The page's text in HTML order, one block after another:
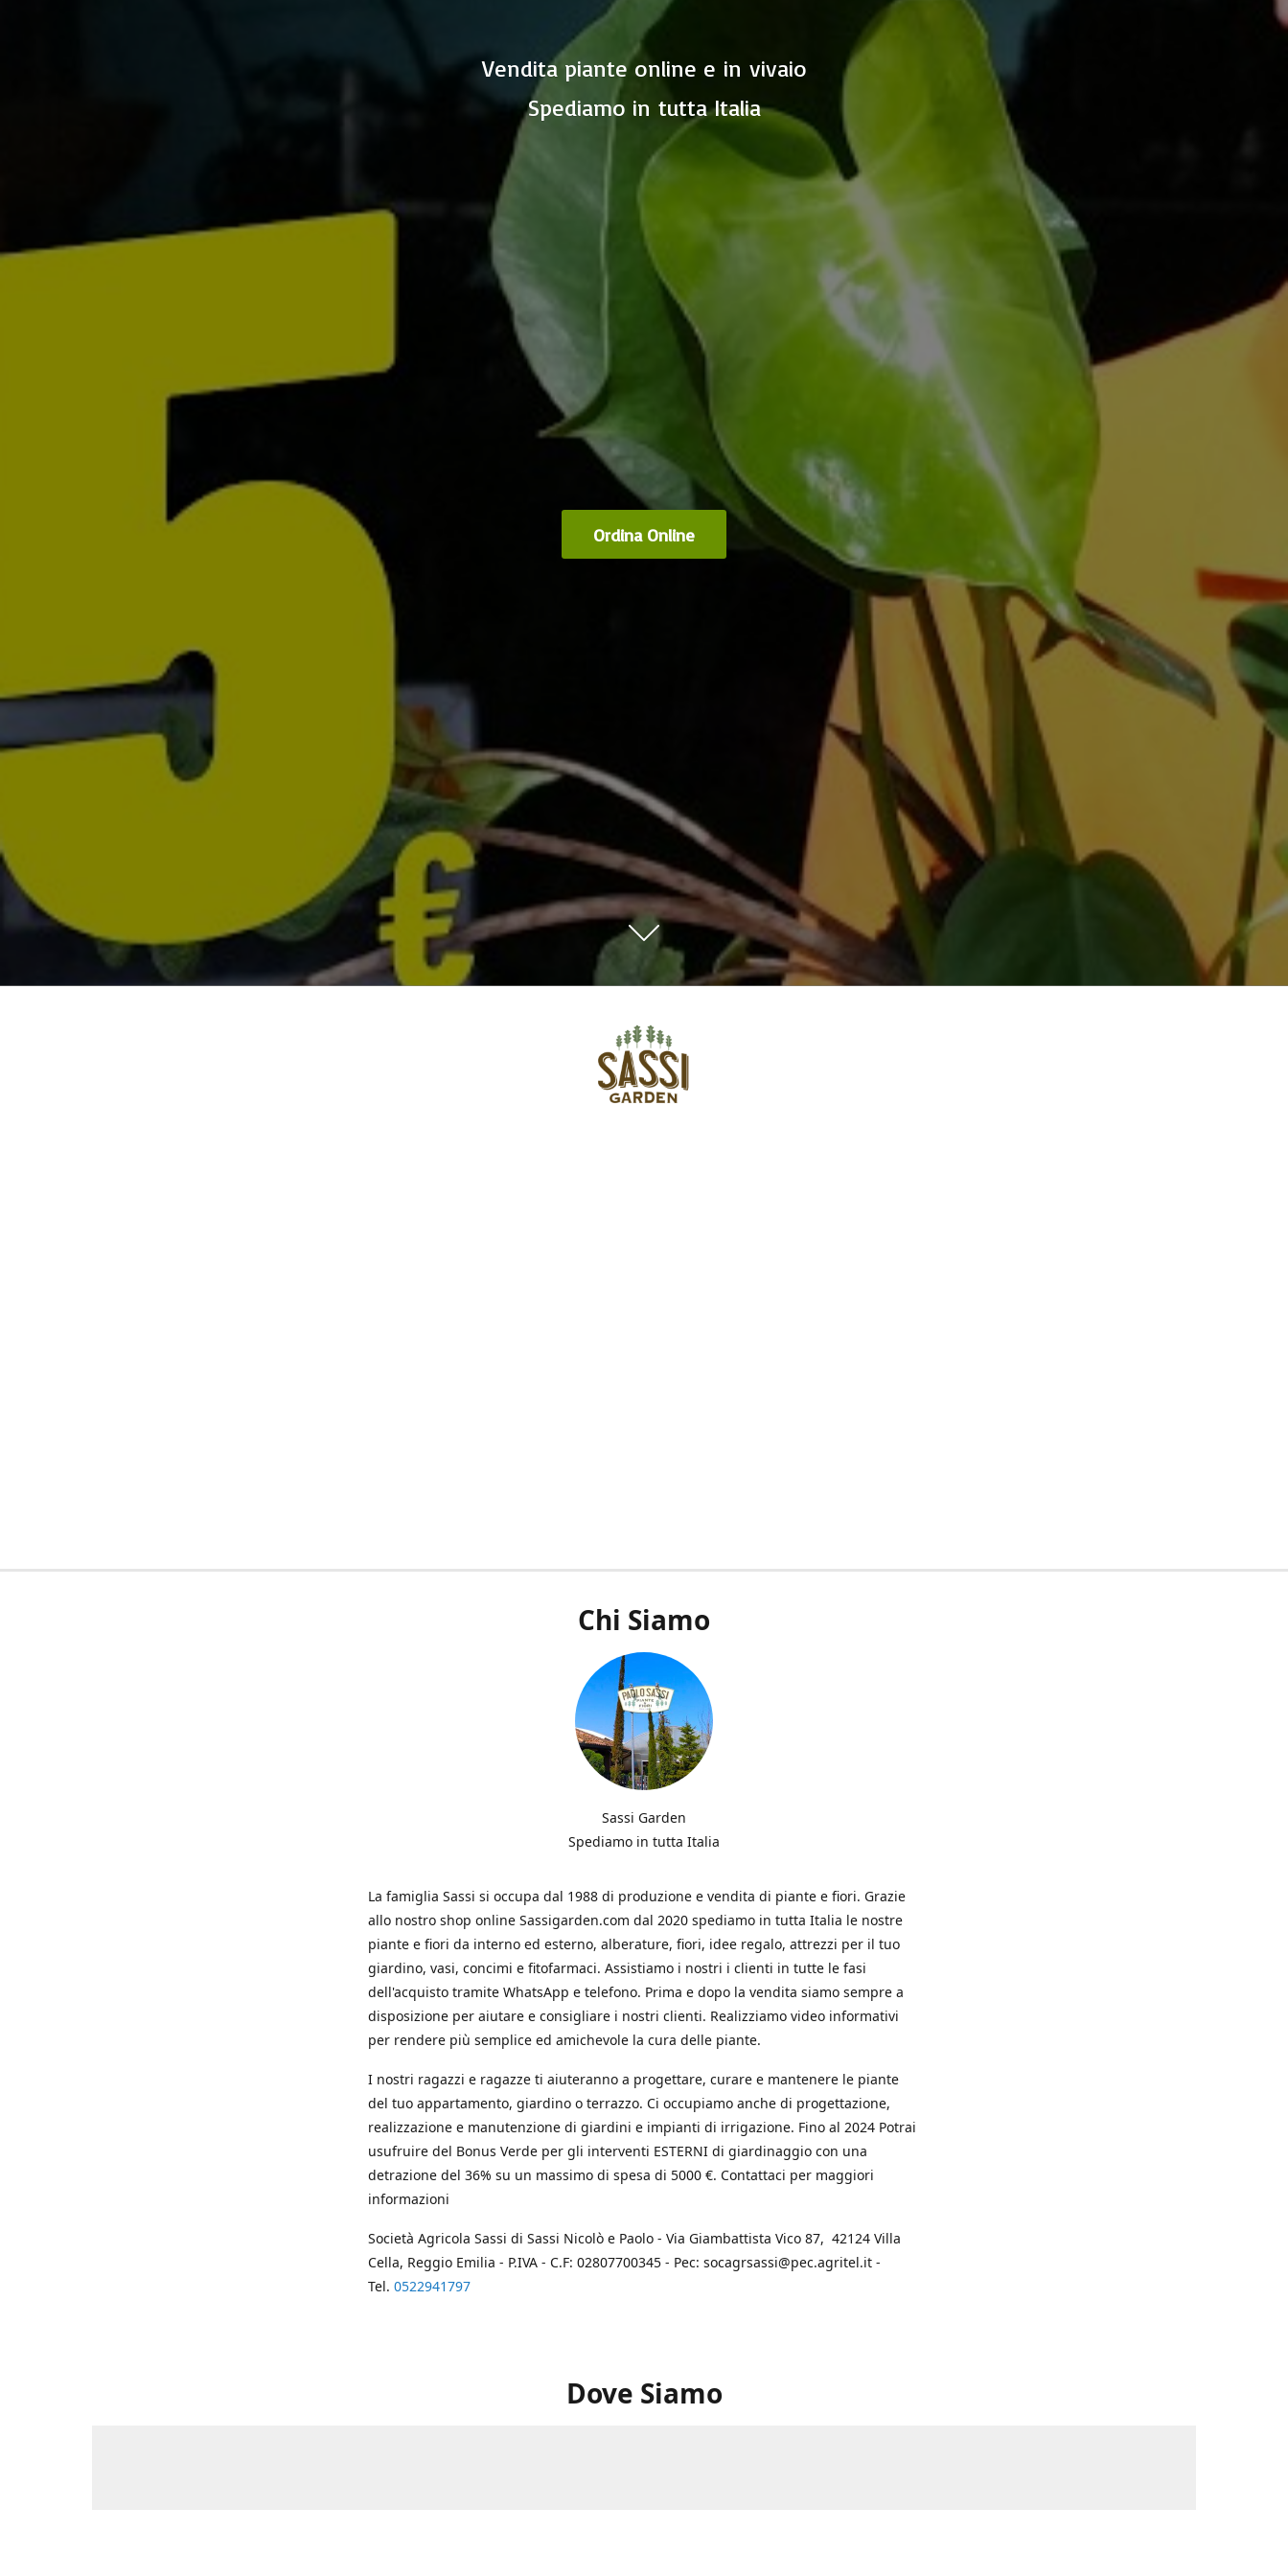
Vendita piante online e in vivaio
Spediamo in tutta Italia
Ordina Online
Chi Siamo
Sassi Garden
Spediamo in tutta Italia
La famiglia Sassi si occupa dal 1988 di produzione e vendita di piante e fiori. Grazie
allo nostro shop online Sassigarden.com dal 2020 spediamo in tutta Italia le nostre
piante e fiori da interno ed esterno, alberature, fiori, idee regalo, attrezzi per il tuo
giardino, vasi, concimi e fitofarmaci. Assistiamo i nostri i clienti in tutte le fasi
dell'acquisto tramite WhatsApp e telefono. Prima e dopo la vendita siamo sempre a
disposizione per aiutare e consigliare i nostri clienti. Realizziamo video informativi
per rendere più semplice ed amichevole la cura delle piante.
I nostri ragazzi e ragazze ti aiuteranno a progettare, curare e mantenere le piante
del tuo appartamento, giardino o terrazzo. Ci occupiamo anche di progettazione,
realizzazione e manutenzione di giardini e impianti di irrigazione. Fino al 2024 Potrai
usufruire del Bonus Verde per gli interventi ESTERNI di giardinaggio con una
detrazione del 36% su un massimo di spesa di 5000 €. Contattaci per maggiori
informazioni
Società Agricola Sassi di Sassi Nicolò e Paolo - Via Giambattista Vico 87, 42124 Villa
Cella, Reggio Emilia - P.IVA - C.F: 02807700345 - Pec: socagrsassi@pec.agritel.it -
Tel. 0522941797
Dove Siamo